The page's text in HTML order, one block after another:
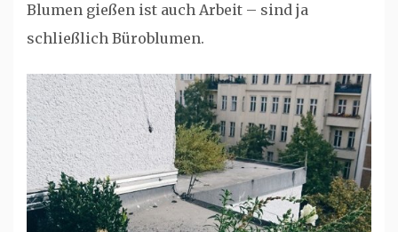
Blumen gießen ist auch Arbeit – sind ja
schließlich Büroblumen.